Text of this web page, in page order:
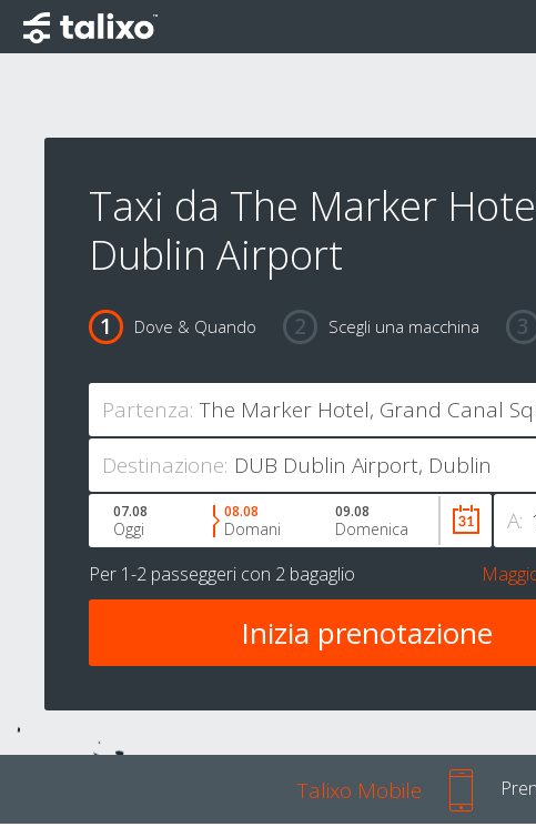
Taxi da The Marker
Dublin Airport
Dove & Quando Scegli una macchina
Partenza:
Destinazione:
A:
07.08
Oggi
08.08
Domani
09.08
Domenica
Per 1-2 passeggeri con 2 bagaglio
Talixo Mobile